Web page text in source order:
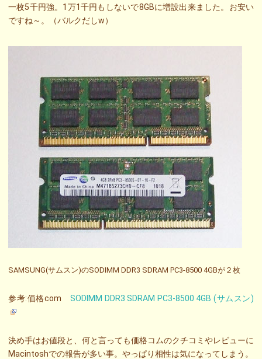
一枚5千円強。1万1千円もしないで8GBに増設出来ました。お安い
ですね～。（バルクだしw）
SAMSUNG(サムスン)のSODIMM DDR3 SDRAM PC3-8500 4GBが２枚
参考:価格comSODIMM DDR3 SDRAM PC3-8500 4GB (サムスン)
決め手はお値段と、何と言っても価格コムのクチコミやレビューに
Macintoshでの報告が多い事。やっぱり相性は気になってしまう。